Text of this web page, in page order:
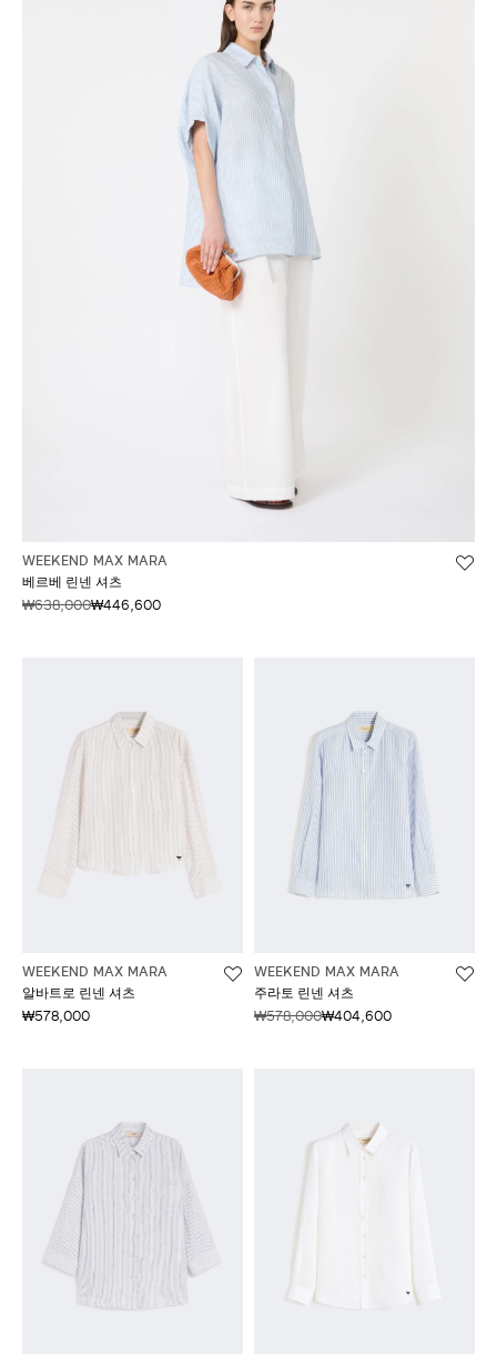
WEEKEND MAX MARA
베르베 린넨 셔츠
₩638,000₩446,600
WEEKEND MAX MARA
알바트로 린넨 셔츠
₩578,000
WEEKEND MAX MARA
주라토 린넨 셔츠
₩578,000₩404,600